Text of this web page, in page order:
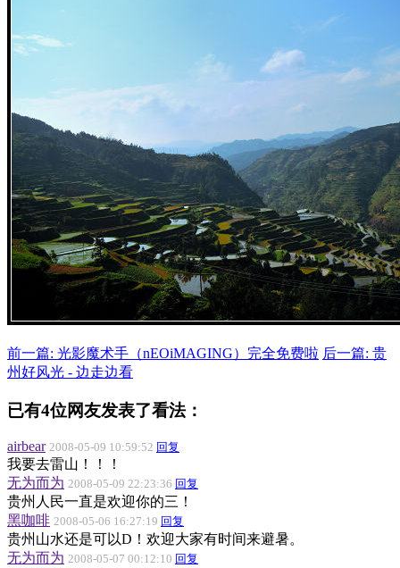
前一篇: 光影魔术手（nEOiMAGING）完全免费啦 后一篇: 贵
州好风光 - 边走边看
已有4位网友发表了看法：
airbear 2008-05-09 10:59:52 回复
我要去雷山！！！
无为而为 2008-05-09 22:23:36 回复
贵州人民一直是欢迎你的三！
黑咖啡 2008-05-06 16:27:19 回复
贵州山水还是可以D！欢迎大家有时间来避暑。
无为而为 2008-05-07 00:12:10 回复